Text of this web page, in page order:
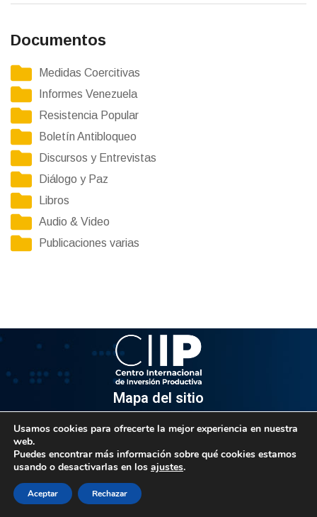
Documentos
Medidas Coercitivas
Informes Venezuela
Resistencia Popular
Boletín Antibloqueo
Discursos y Entrevistas
Diálogo y Paz
Libros
Audio & Video
Publicaciones varias
Mapa del sitio
Av. Venezuela, Edif. Epsilon Piso 3, Oficina 3-2, Sector el
Rosal, Chacao.
Caracas, Código Postal 1064
Info@observatorio.gob.ve
Usamos cookies para ofrecerte la mejor experiencia en nuestra
web.
Puedes encontrar más información sobre qué cookies estamos
usando o desactivarlas en los ajustes.
Aceptar Rechazar